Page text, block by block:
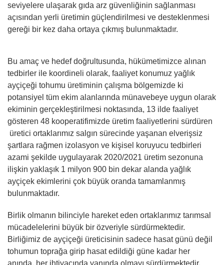
seviyelere ulaşarak gıda arz güvenliğinin sağlanması
açısından yerli üretimin güçlendirilmesi ve desteklenmesi
gereği bir kez daha ortaya çıkmış bulunmaktadır.
Bu amaç ve hedef doğrultusunda, hükümetimizce alınan
tedbirler ile koordineli olarak, faaliyet konumuz yağlık
ayçiçeği tohumu üretiminin çalışma bölgemizde ki
potansiyel tüm ekim alanlarında münavebeye uygun olarak
ekiminin gerçekleştirilmesi noktasında, 13 ilde faaliyet
gösteren 48 kooperatifimizde üretim faaliyetlerini sürdüren
üretici ortaklarımız salgın sürecinde yaşanan elverişsiz
şartlara rağmen izolasyon ve kişisel koruyucu tedbirleri
azami şekilde uygulayarak 2020/2021 üretim sezonuna
ilişkin yaklaşık 1 milyon 900 bin dekar alanda yağlık
ayçiçek ekimlerini çok büyük oranda tamamlanmış
bulunmaktadır.
Birlik olmanın bilinciyle hareket eden ortaklarımız tarımsal
mücadelelerini büyük bir özveriyle sürdürmektedir.
Birliğimiz de ayçiçeği üreticisinin sadece hasat günü değil
tohumun toprağa girip hasat edildiği güne kadar her
anında, her ihtiyacında yanında olmayı sürdürmektedir.